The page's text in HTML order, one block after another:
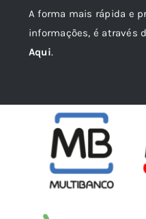
A forma mais rápida e
informações, é através
Aqui.